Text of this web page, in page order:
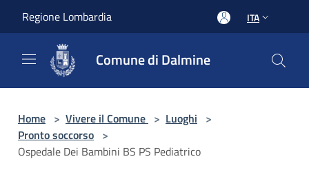
Regione Lombardia ITA
Comune di Dalmine
Home > Vivere il Comune > Luoghi >
Pronto soccorso >
Ospedale Dei Bambini BS PS Pediatrico